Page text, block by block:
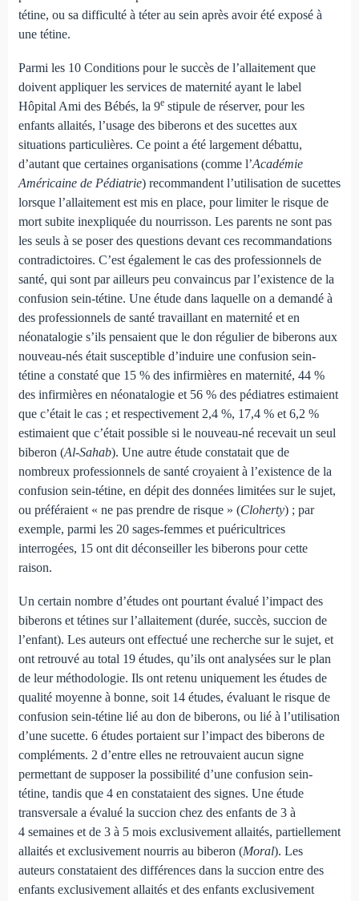
tétine, ou sa difficulté à téter au sein après avoir été exposé à
une tétine.
Parmi les 10 Conditions pour le succès de l’allaitement que
doivent appliquer les services de maternité ayant le label
Hôpital Ami des Bébés, la 9estipule de réserver, pour les
enfants allaités, l’usage des biberons et des sucettes aux
situations particulières. Ce point a été largement débattu,
d’autant que certaines organisations (comme l’Académie
Américaine de Pédiatrie) recommandent l’utilisation de sucettes
lorsque l’allaitement est mis en place, pour limiter le risque de
mort subite inexpliquée du nourrisson. Les parents ne sont pas
les seuls à se poser des questions devant ces recommandations
contradictoires. C’est également le cas des professionnels de
santé, qui sont par ailleurs peu convaincus par l’existence de la
confusion sein-tétine. Une étude dans laquelle on a demandé à
des professionnels de santé travaillant en maternité et en
néonatalogie s’ils pensaient que le don régulier de biberons aux
nouveau-nés était susceptible d’induire une confusion sein-
tétine a constaté que 15 % des infirmières en maternité, 44 %
des infirmières en néonatalogie et 56 % des pédiatres estimaient
que c’était le cas ; et respectivement 2,4 %, 17,4 % et 6,2 %
estimaient que c’était possible si le nouveau-né recevait un seul
biberon (Al-Sahab). Une autre étude constatait que de
nombreux professionnels de santé croyaient à l’existence de la
confusion sein-tétine, en dépit des données limitées sur le sujet,
ou préféraient « ne pas prendre de risque » (Cloherty) ; par
exemple, parmi les 20 sages-femmes et puéricultrices
interrogées, 15 ont dit déconseiller les biberons pour cette
raison.
Un certain nombre d’études ont pourtant évalué l’impact des
biberons et tétines sur l’allaitement (durée, succès, succion de
l’enfant). Les auteurs ont effectué une recherche sur le sujet, et
ont retrouvé au total 19 études, qu’ils ont analysées sur le plan
de leur méthodologie. Ils ont retenu uniquement les études de
qualité moyenne à bonne, soit 14 études, évaluant le risque de
confusion sein-tétine lié au don de biberons, ou lié à l’utilisation
d’une sucette. 6 études portaient sur l’impact des biberons de
compléments. 2 d’entre elles ne retrouvaient aucun signe
permettant de supposer la possibilité d’une confusion sein-
tétine, tandis que 4 en constataient des signes. Une étude
transversale a évalué la succion chez des enfants de 3 à
4 semaines et de 3 à 5 mois exclusivement allaités, partiellement
allaités et exclusivement nourris au biberon (Moral). Les
auteurs constataient des différences dans la succion entre des
enfants exclusivement allaités et des enfants exclusivement